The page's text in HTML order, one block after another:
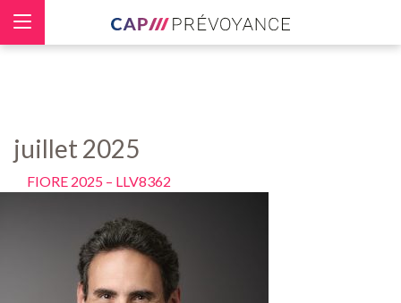
juillet 2025
FIORE 2025 – LLV8362
Panneau de gestion des cookies